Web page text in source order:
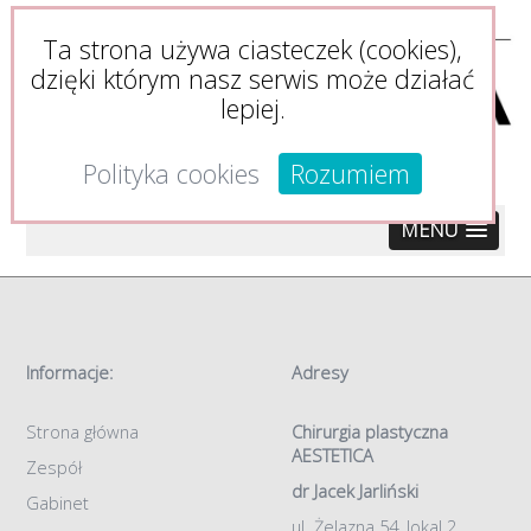
MENU
Informacje:
Strona główna
Zespół
Gabinet
Adresy
Chirurgia plastyczna
AESTETICA
dr Jacek Jarliński
Ta strona używa ciasteczek (cookies),
dzięki którym nasz serwis może działać
lepiej.
Polityka cookies
Rozumiem